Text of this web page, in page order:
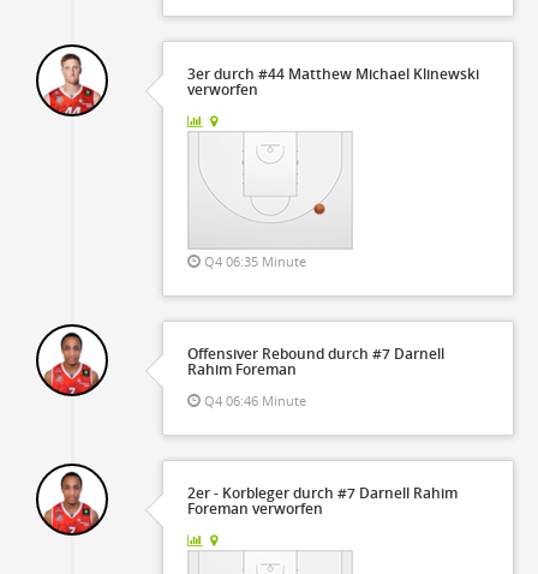
3er durch #44 Matthew Michael Klinewski
verworfen
Q4 06:35 Minute
Offensiver Rebound durch #7 Darnell
Rahim Foreman
Q4 06:46 Minute
2er - Korbleger durch #7 Darnell Rahim
Foreman verworfen